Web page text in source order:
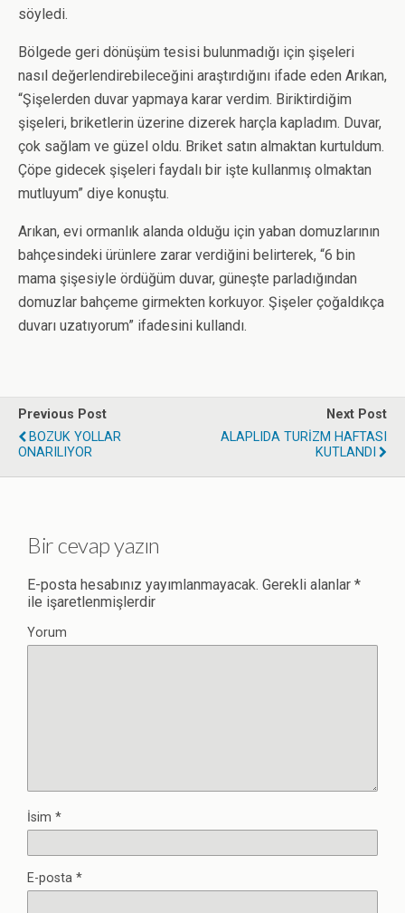
söyledi.
Bölgede geri dönüşüm tesisi bulunmadığı için şişeleri
nasıl değerlendirebileceğini araştırdığını ifade eden Arıkan,
“Şişelerden duvar yapmaya karar verdim. Biriktirdiğim
şişeleri, briketlerin üzerine dizerek harçla kapladım. Duvar,
çok sağlam ve güzel oldu. Briket satın almaktan kurtuldum.
Çöpe gidecek şişeleri faydalı bir işte kullanmış olmaktan
mutluyum” diye konuştu.
Arıkan, evi ormanlık alanda olduğu için yaban domuzlarının
bahçesindeki ürünlere zarar verdiğini belirterek, “6 bin
mama şişesiyle ördüğüm duvar, güneşte parladığından
domuzlar bahçeme girmekten korkuyor. Şişeler çoğaldıkça
duvarı uzatıyorum” ifadesini kullandı.
Previous Post
BOZUK YOLLAR
ONARILIYOR
Next Post
ALAPLIDA TURİZM HAFTASI
KUTLANDI
Bir cevap yazın
E-posta hesabınız yayımlanmayacak. Gerekli alanlar *
ile işaretlenmişlerdir
Yorum
İsim *
E-posta *